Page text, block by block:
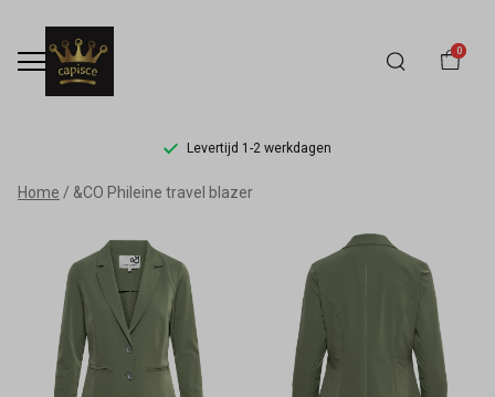
0
Levertijd 1-2 werkdagen
&CO
Phileine
travel
blazer
Home &CO Phileine travel blazer